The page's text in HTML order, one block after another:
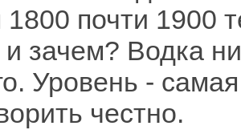
1800 почти 1900
зачем? Водка
Уровень -
честно.